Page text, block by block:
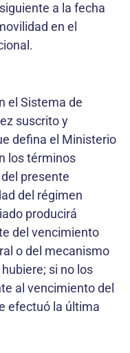
a la fecha
en el
el Sistema de
suscrito y
defina el Ministerio
los términos
presente
del régimen
producirá
del vencimiento
o del mecanismo
si no los
al vencimiento del
efectuó la última